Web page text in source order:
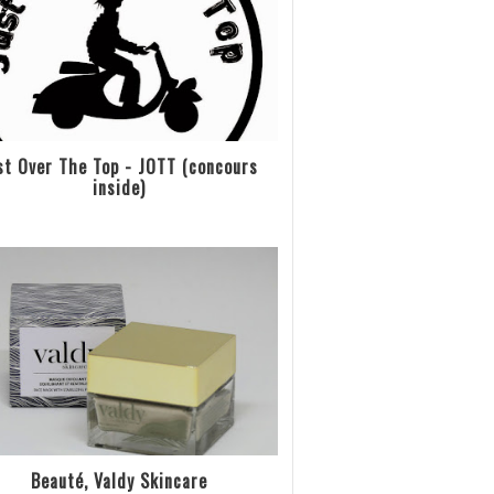
Over The Top - JOTT (concours
inside)
Beauté, Valdy Skincare